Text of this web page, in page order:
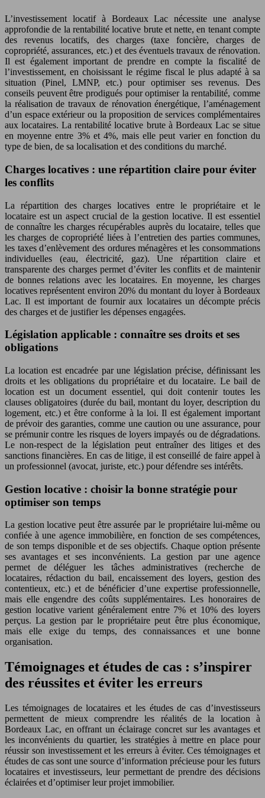
L’investissement locatif à Bordeaux Lac nécessite une analyse
approfondie de la rentabilité locative brute et nette, en tenant compte
des revenus locatifs, des charges (taxe foncière, charges de
copropriété, assurances, etc.) et des éventuels travaux de rénovation.
Il est également important de prendre en compte la fiscalité de
l’investissement, en choisissant le régime fiscal le plus adapté à sa
situation (Pinel, LMNP, etc.) pour optimiser ses revenus. Des
conseils peuvent être prodigués pour optimiser la rentabilité, comme
la réalisation de travaux de rénovation énergétique, l’aménagement
d’un espace extérieur ou la proposition de services complémentaires
aux locataires. La rentabilité locative brute à Bordeaux Lac se situe
en moyenne entre 3% et 4%, mais elle peut varier en fonction du
type de bien, de sa localisation et des conditions du marché.
Charges locatives : une répartition claire pour éviter
les conflits
La répartition des charges locatives entre le propriétaire et le
locataire est un aspect crucial de la gestion locative. Il est essentiel
de connaître les charges récupérables auprès du locataire, telles que
les charges de copropriété liées à l’entretien des parties communes,
les taxes d’enlèvement des ordures ménagères et les consommations
individuelles (eau, électricité, gaz). Une répartition claire et
transparente des charges permet d’éviter les conflits et de maintenir
de bonnes relations avec les locataires. En moyenne, les charges
locatives représentent environ 20% du montant du loyer à Bordeaux
Lac. Il est important de fournir aux locataires un décompte précis
des charges et de justifier les dépenses engagées.
Législation applicable : connaître ses droits et ses
obligations
La location est encadrée par une législation précise, définissant les
droits et les obligations du propriétaire et du locataire. Le bail de
location est un document essentiel, qui doit contenir toutes les
clauses obligatoires (durée du bail, montant du loyer, description du
logement, etc.) et être conforme à la loi. Il est également important
de prévoir des garanties, comme une caution ou une assurance, pour
se prémunir contre les risques de loyers impayés ou de dégradations.
Le non-respect de la législation peut entraîner des litiges et des
sanctions financières. En cas de litige, il est conseillé de faire appel à
un professionnel (avocat, juriste, etc.) pour défendre ses intérêts.
Gestion locative : choisir la bonne stratégie pour
optimiser son temps
La gestion locative peut être assurée par le propriétaire lui-même ou
confiée à une agence immobilière, en fonction de ses compétences,
de son temps disponible et de ses objectifs. Chaque option présente
ses avantages et ses inconvénients. La gestion par une agence
permet de déléguer les tâches administratives (recherche de
locataires, rédaction du bail, encaissement des loyers, gestion des
contentieux, etc.) et de bénéficier d’une expertise professionnelle,
mais elle engendre des coûts supplémentaires. Les honoraires de
gestion locative varient généralement entre 7% et 10% des loyers
perçus. La gestion par le propriétaire peut être plus économique,
mais elle exige du temps, des connaissances et une bonne
organisation.
Témoignages et études de cas : s’inspirer
des réussites et éviter les erreurs
Les témoignages de locataires et les études de cas d’investisseurs
permettent de mieux comprendre les réalités de la location à
Bordeaux Lac, en offrant un éclairage concret sur les avantages et
les inconvénients du quartier, les stratégies à mettre en place pour
réussir son investissement et les erreurs à éviter. Ces témoignages et
études de cas sont une source d’information précieuse pour les futurs
locataires et investisseurs, leur permettant de prendre des décisions
éclairées et d’optimiser leur projet immobilier.